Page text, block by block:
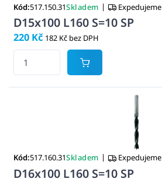
Kód:517.150.31Skladem | Expedujeme
D15x100 L160 S=10 SP
220 Kč 182 Kč bez DPH
Kód:517.160.31Skladem | Expedujeme
D16x100 L160 S=10 SP